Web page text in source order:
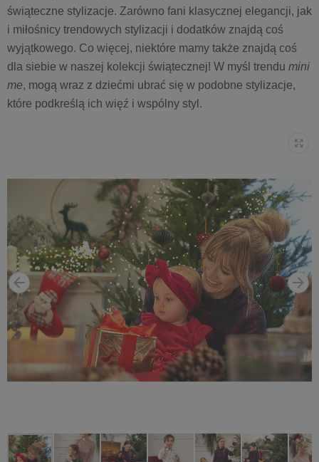
świąteczne stylizacje. Zarówno fani klasycznej elegancji, jak
i miłośnicy trendowych stylizacji i dodatków znajdą coś
wyjątkowego. Co więcej, niektóre mamy także znajdą coś
dla siebie w naszej kolekcji świątecznej! W myśl trendu mini
me, mogą wraz z dziećmi ubrać się w podobne stylizacje,
które podkreślą ich więź i wspólny styl.